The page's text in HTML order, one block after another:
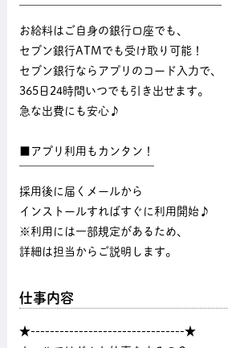
お給料はご自身の銀行口座でも、
セブン銀行ATMでも受け取り可能！
セブン銀行ならアプリのコード入力で、
365日24時間いつでも引き出せます。
急な出費にも安心♪
■アプリ利用もカンタン！
採用後に届くメールから
インストールすればすぐに利用開始♪
※利用には一部規定があるため、
詳細は担当からご説明します。
仕事内容
★--------------------------------★